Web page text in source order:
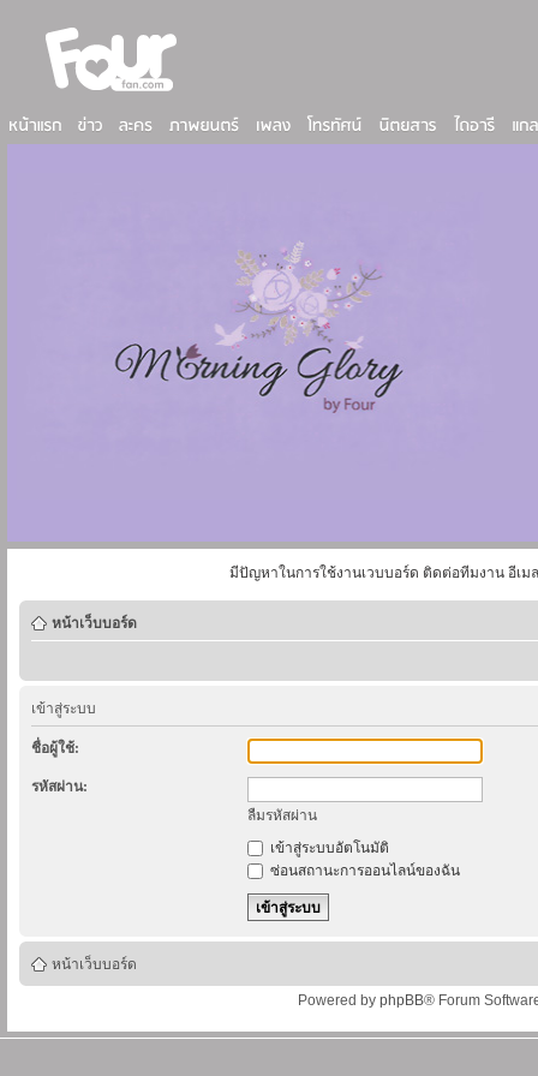
มีปัญหาในการใช้งานเวบบอร์ด ติดต่อทีมงาน อีเม
หน้าเว็บบอร์ด
เข้าสู่ระบบ
ชื่อผู้ใช้:
รหัสผ่าน:
ลืมรหัสผ่าน
เข้าสู่ระบบอัตโนมัติ
ซ่อนสถานะการออนไลน์ของฉัน
หน้าเว็บบอร์ด
Powered by phpBB® Forum